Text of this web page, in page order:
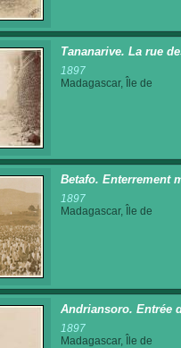
Tananarive. La rue
1897
Madagascar, Île de
Betafo. Enterrement
1897
Madagascar, Île de
Andriansoro. Entrée
1897
Madagascar, Île de